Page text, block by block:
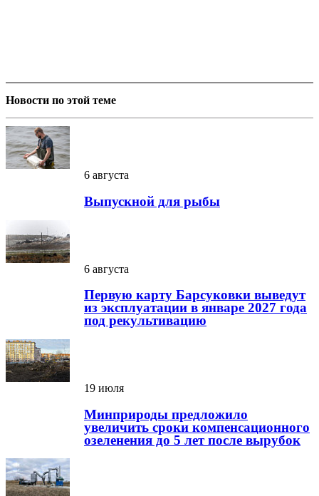
Новости по этой теме
6 августа
Выпускной для рыбы
6 августа
Первую карту Барсуковки выведут
из эксплуатации в январе 2027 года
под рекультивацию
19 июля
Минприроды предложило
увеличить сроки компенсационного
озеленения до 5 лет после вырубок